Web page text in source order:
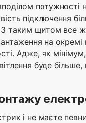
потужності
підключення
З таким щитом все
на окремі
Адже, як
буде більше,
і не маєте